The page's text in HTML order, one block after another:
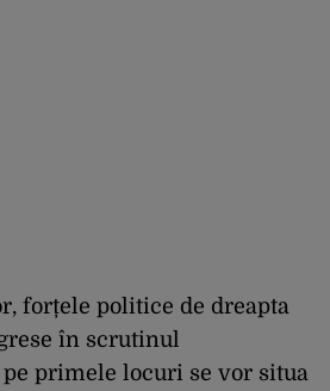
forțele politice de dreapta
în scrutinul
primele locuri se vor situa